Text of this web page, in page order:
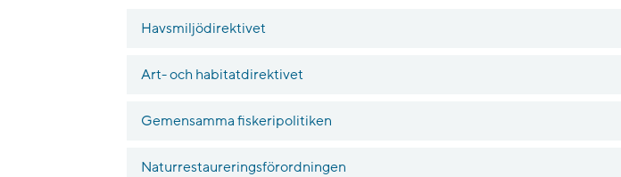
Havsmiljödirektivet
Art- och habitatdirektivet
Gemensamma fiskeripolitiken
Naturrestaureringsförordningen